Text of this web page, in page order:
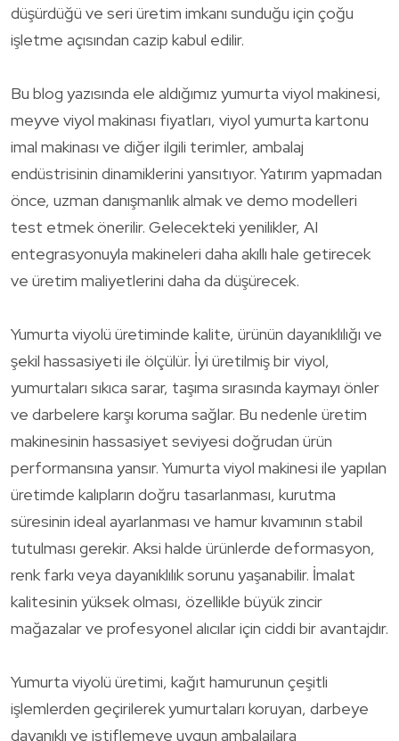
düşürdüğü ve seri üretim imkanı sunduğu için çoğu
işletme açısından cazip kabul edilir.
Bu blog yazısında ele aldığımız yumurta viyol makinesi,
meyve viyol makinası fiyatları, viyol yumurta kartonu
imal makinası ve diğer ilgili terimler, ambalaj
endüstrisinin dinamiklerini yansıtıyor. Yatırım yapmadan
önce, uzman danışmanlık almak ve demo modelleri
test etmek önerilir. Gelecekteki yenilikler, AI
entegrasyonuyla makineleri daha akıllı hale getirecek
ve üretim maliyetlerini daha da düşürecek.
Yumurta viyolü üretiminde kalite, ürünün dayanıklılığı ve
şekil hassasiyeti ile ölçülür. İyi üretilmiş bir viyol,
yumurtaları sıkıca sarar, taşıma sırasında kaymayı önler
ve darbelere karşı koruma sağlar. Bu nedenle üretim
makinesinin hassasiyet seviyesi doğrudan ürün
performansına yansır. Yumurta viyol makinesi ile yapılan
üretimde kalıpların doğru tasarlanması, kurutma
süresinin ideal ayarlanması ve hamur kıvamının stabil
tutulması gerekir. Aksi halde ürünlerde deformasyon,
renk farkı veya dayanıklılık sorunu yaşanabilir. İmalat
kalitesinin yüksek olması, özellikle büyük zincir
mağazalar ve profesyonel alıcılar için ciddi bir avantajdır.
Yumurta viyolü üretimi, kağıt hamurunun çeşitli
işlemlerden geçirilerek yumurtaları koruyan, darbeye
dayanıklı ve istiflemeye uygun ambalajlara